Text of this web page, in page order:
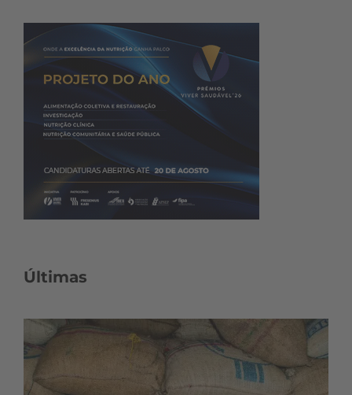
Últimas